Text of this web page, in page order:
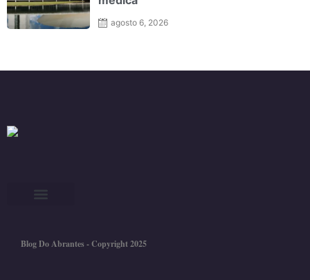
agosto 6, 2026
Blog Do Abrantes - Copyright 2025